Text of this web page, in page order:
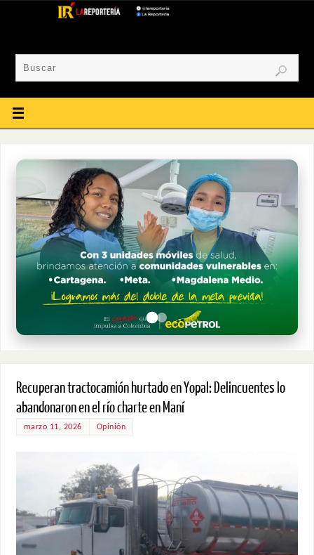
Recuperan tractocamión hurtado en Yopal: Delincuentes lo
abandonaron en el río charte en Maní
marzo 11, 2026 Opinión